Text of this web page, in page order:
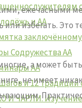
и АА
заключённому
Содружества АА
АА
и 12
И ЧАРЛИ.
ежечасными
или избегать.
а может
не имеет